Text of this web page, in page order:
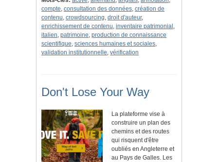
compte, consultation des données, création de
contenu, crowdsourcing, droit d'auteur,
enrichissement de contenu, inventaire patrimonial ,
italien, patrimoine, production de connaissance
scientifique, sciences humaines et sociales,
validation institutionnelle, vérification
Don't Lose Your Way
La plateforme vise à
construire un plan des
chemins et des routes
qui risquent d'être
oubliés en Angleterre et
au Pays de Galles. Les